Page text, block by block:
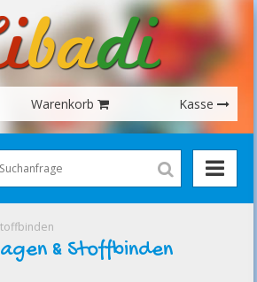
Warenkorb Kasse
& Stoffbinden